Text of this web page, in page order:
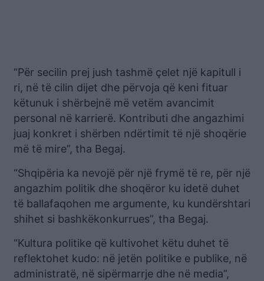
“Për secilin prej jush tashmë çelet një kapitull i
ri, në të cilin dijet dhe përvoja që keni fituar
këtunuk i shërbejnë më vetëm avancimit
personal në karrierë. Kontributi dhe angazhimi
juaj konkret i shërben ndërtimit të një shoqërie
më të mire”, tha Begaj.
“Shqipëria ka nevojë për një frymë të re, për një
angazhim politik dhe shoqëror ku idetë duhet
të ballafaqohen me argumente, ku kundërshtari
shihet si bashkëkonkurrues”, tha Begaj.
“Kultura politike që kultivohet këtu duhet të
reflektohet kudo: në jetën politike e publike, në
administratë, në sipërmarrje dhe në media”,